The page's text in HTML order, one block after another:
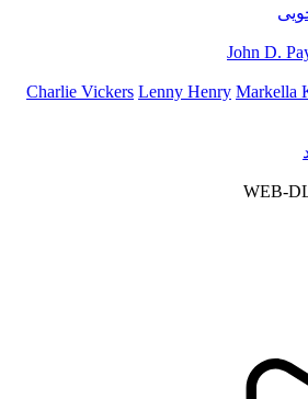
John D.
Charlie Vickers Lenny Henry Markella
WEB-